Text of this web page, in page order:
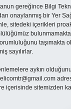
gereğince Bilgi
onaylanmış bir Yer
sitedeki içerikleri
taşımakta
sayılırlar.
aykırı
içerisinde sitemizden